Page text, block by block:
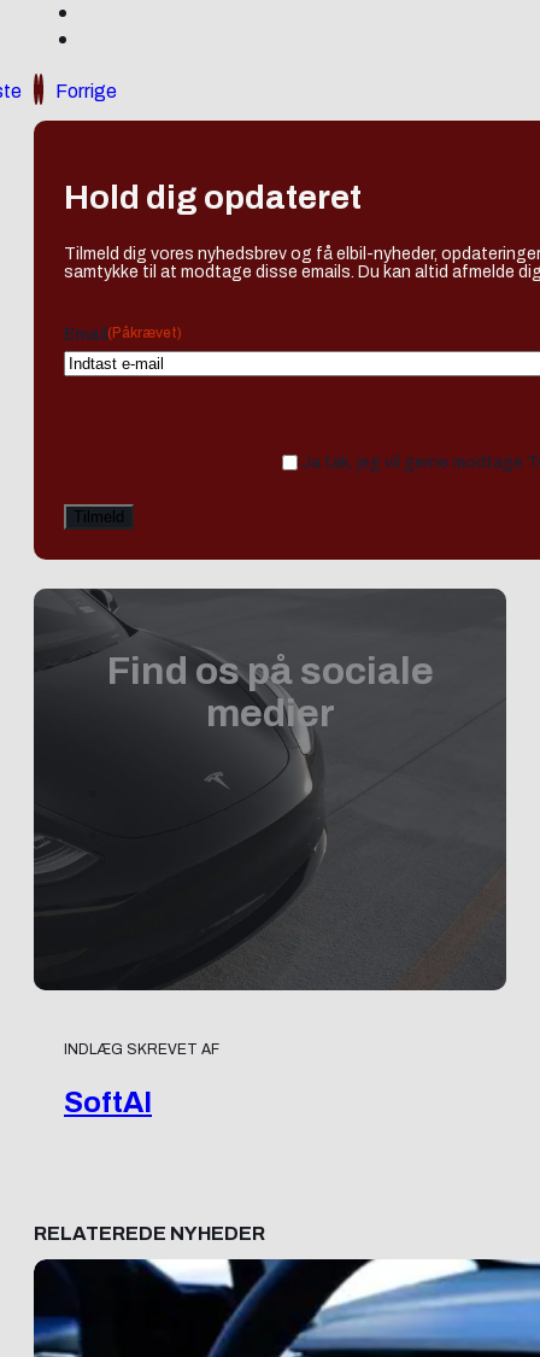
Forrige
Hold dig opdateret
Tilmeld dig vores nyhedsbrev og få elbil-nyheder,
samtykke til at modtage disse emails. Du kan altid afmelde
Email (Påkrævet)
Ja tak, jeg vil gerne modtage
Find os på sociale
medier
INDLÆG SKREVET AF
SoftAI
RELATEREDE NYHEDER